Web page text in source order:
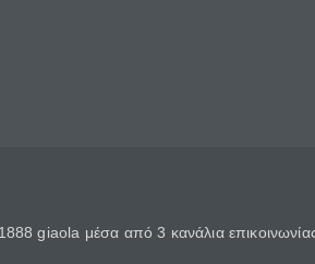
giaola μέσα από 3 κανάλια